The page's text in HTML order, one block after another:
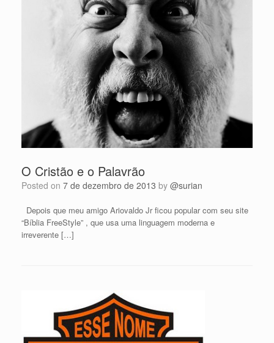
O Cristão e o Palavrão
Posted on 7 de dezembro de 2013 by @surian
Depois que meu amigo Ariovaldo Jr ficou popular com seu site
“Bíblia FreeStyle” , que usa uma linguagem moderna e
irreverente […]